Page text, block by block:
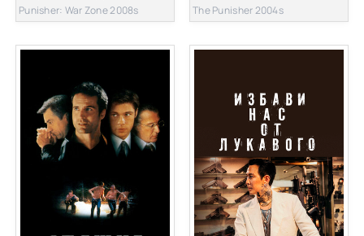
Punisher: War Zone 2008s The Punisher 2004s